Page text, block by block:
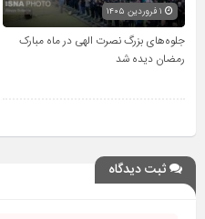
جلوه‌های بزرگ نصرت الهی در ماه مبارک
رمضان دیده شد
ثبت دیدگاه